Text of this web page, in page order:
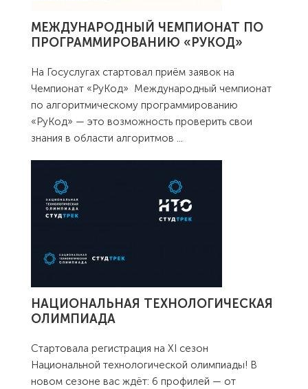
МЕЖДУНАРОДНЫЙ ЧЕМПИОНАТ ПО
ПРОГРАММИРОВАНИЮ «РУКОД»
На Госуслугах стартовал приём заявок на
Чемпионат «РуКод» Международный чемпионат
по алгоритмическому программированию
«РуКод» — это возможность проверить свои
знания в области алгоритмов ...
НАЦИОНАЛЬНАЯ ТЕХНОЛОГИЧЕСКАЯ
ОЛИМПИАДА
Стартовала регистрация на XI сезон
Национальной технологической олимпиады! В
новом сезоне вас ждёт: 6 профилей — от